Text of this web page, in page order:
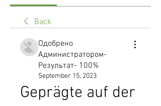
Back
Одобрено
Администратором-
Результат- 100%
September 15, 2023
Geprägte auf der